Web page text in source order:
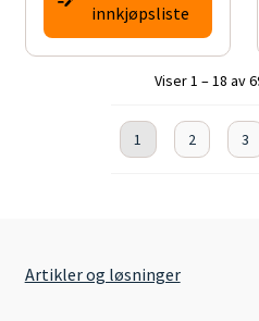
innkjøpsliste
Viser 1 – 18 av
1 2 3
Artikler og løsninger